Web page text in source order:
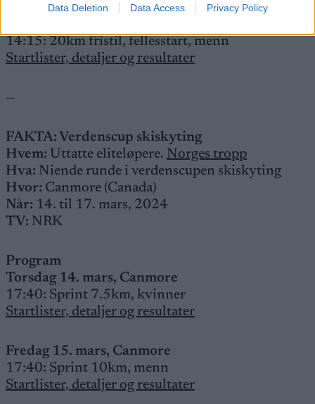
Data Deletion Data Access Privacy Policy
Søndag 17. mars
14:15: 20km fristil, fellesstart, menn
Startlister, detaljer og resultater
—
FAKTA: Verdenscup skiskyting
Hvem: Uttatte eliteløpere. Norges tropp
Hva: Niende runde i verdenscupen skiskyting
Hvor: Canmore (Canada)
Når: 14. til 17. mars, 2024
TV: NRK
Program
Torsdag 14. mars, Canmore
17:40: Sprint 7.5km, kvinner
Startlister, detaljer og resultater
Fredag 15. mars, Canmore
17:40: Sprint 10km, menn
Startlister, detaljer og resultater